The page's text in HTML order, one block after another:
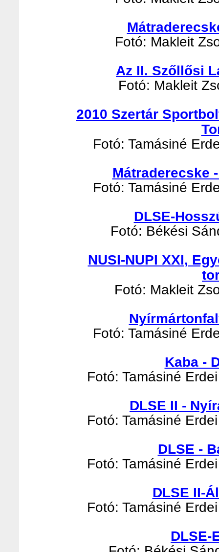
Fotó: Makleit
Az II. Szőllősi
Fotó: Makleit
2010 Szertár
Fotó: Tamásiné
Mátraderecske
Fotó: Tamásiné
DLSE-
Fotó: Békési
NUSI-NUPI XXI,
Fotó: Makleit
Fotó: Tamásiné
Kaba -
Fotó: Tamásiné
DLSE II -
Fotó: Tamásiné
DLSE -
Fotó: Tamásiné
DLSE II-
Fotó: Tamásiné
DLSE-